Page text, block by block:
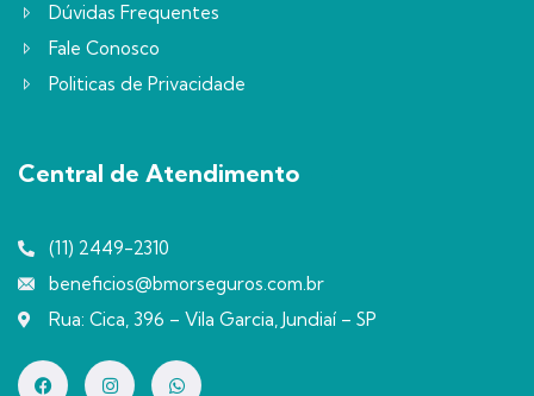
Dúvidas Frequentes
Fale Conosco
Politicas de Privacidade
Central de Atendimento
(11) 2449-2310
beneficios@bmorseguros.com.br
Rua: Cica, 396 – Vila Garcia, Jundiaí – SP